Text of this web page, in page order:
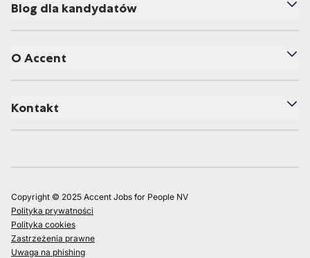
Blog dla kandydatów
O Accent
Kontakt
Copyright © 2025 Accent Jobs for People NV
Polityka prywatności
Polityka cookies
Zastrzeżenia prawne
Uwaga na phishing